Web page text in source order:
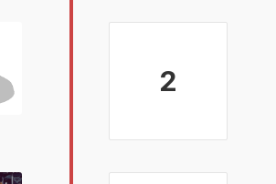
2